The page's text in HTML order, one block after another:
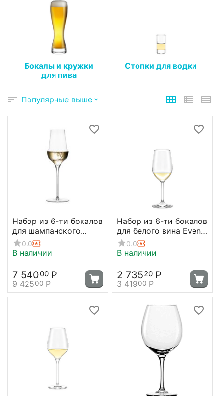
Бокалы и кружки
для пива
Стопки для водки
Популярные выше
Набор из 6-ти бокалов
для шампанского
серия Cocoon 340 мл,
D77 мм, H255 мм,
0.0
В наличии
7 54000 Р
9 42500 Р
Набор из 6-ти бокалов
для белого вина Event
360 мл; D=79, H=213
мм, Stolzle
0.0
В наличии
2 73520 Р
3 41900 Р